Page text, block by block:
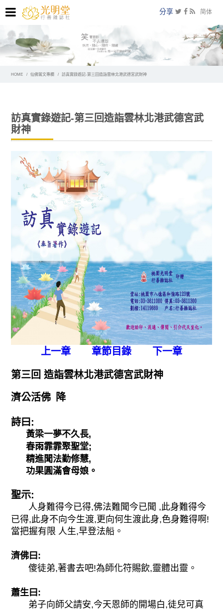
简体
分享
HOME 仙佛鸞文專欄 訪真實錄遊記-第三回造詣雲林北港武德宮武財神
訪真實錄遊記-第三回造詣雲林北港武德宮武
財神
上一章 章節目錄 下一章
第三回 造詣雲林北港武德宮武財神
濟公活佛  降
詩曰:
黃梁一夢不久長,
春雨霏霏聚聖堂;
精進聞法勤修慧,
功果圓滿會母娘。
聖示:
人身難得今已得,佛法難聞今已聞 ,此身難得今
已得,此身不向今生渡,更向何生渡此身,色身難得啊!
當把握有限 人生,早登法船。
濟佛曰:
傻徒弟,著書去吧!為師化符賜飲,靈體出靈。
蕭生曰:
弟子向師父請安,今天恩師的開場白,徒兒可真